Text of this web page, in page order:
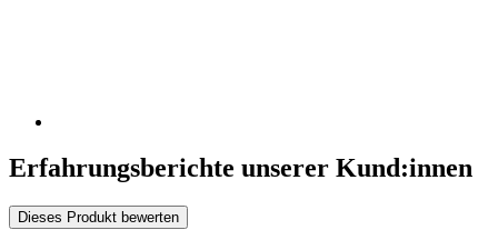
Erfahrungsberichte unserer Kund:innen
Dieses Produkt bewerten